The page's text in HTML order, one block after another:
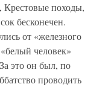
Крестовые походы,
бесконечен.
от «железного
человек»
это он был, по
проводить